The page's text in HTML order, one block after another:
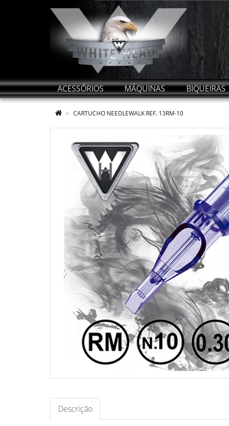
ACESSÓRIOS MÁQUINAS BIQUEIRAS
CARTUCHO NEEDLEWALK REF. 13RM-10
Descrição